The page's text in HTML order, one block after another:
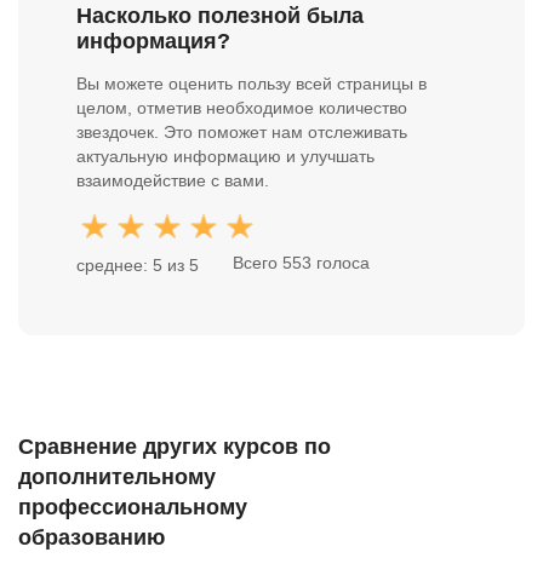
Насколько полезной была
информация?
Вы можете оценить пользу всей страницы в
целом, отметив необходимое количество
звездочек. Это поможет нам отслеживать
актуальную информацию и улучшать
взаимодействие с вами.
среднее: 5 из 5 Всего 553 голоса
Сравнение других курсов по
дополнительному
профессиональному
образованию